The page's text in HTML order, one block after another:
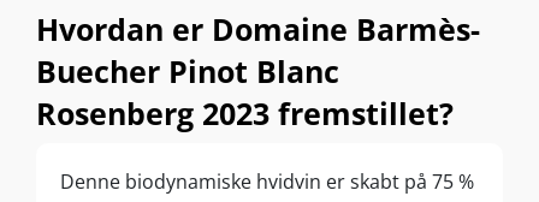
Hvordan er Domaine Barmès-
Buecher Pinot Blanc
Rosenberg 2023 fremstillet?
Denne biodynamiske hvidvin er skabt på 75 %